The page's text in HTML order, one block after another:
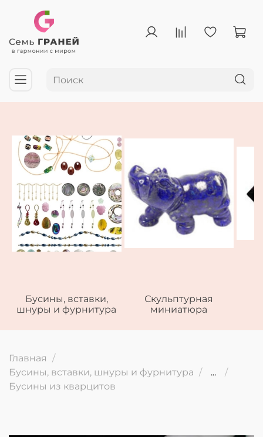
Бусины, вставки,
шнуры и фурнитура
Скульптурная
миниатюра
Главная
Бусины, вставки, шнуры и фурнитура
...
Бусины из кварцитов